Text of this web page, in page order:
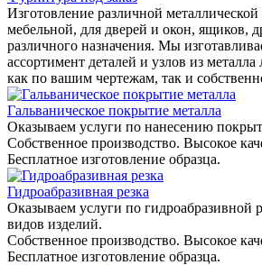
Изготовление различной
мебельной, для дверей и окон, ящиков,
различного назначения. Мы
ассортимент деталей и узлов из
как по вашим чертежам, так и
Гальваническое покрытие металла
Оказываем услуги по нанесению
Собственное производство. Высокое
Бесплатное изготовление образца.
Гидроабразивная резка
Оказываем услуги по гидроабразивной
видов изделий.
Собственное производство. Высокое
Бесплатное изготовление образца.